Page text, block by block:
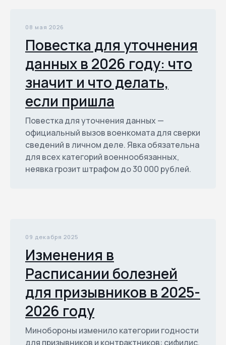
08 мая 2026
Повестка для уточнения
данных в 2026 году: что
значит и что делать,
если пришла
Повестка для уточнения данных —
официальный вызов военкомата для сверки
сведений в личном деле. Явка обязательна
для всех категорий военнообязанных,
неявка грозит штрафом до 30 000 рублей.
09 декабря 2025
Изменения в
Расписании болезней
для призывников в 2025-
2026 году
Минобороны изменило категории годности
для призывников и контрактников: сифилис,